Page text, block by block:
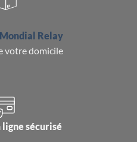
Mondial Relay
votre domicile
sécurisé